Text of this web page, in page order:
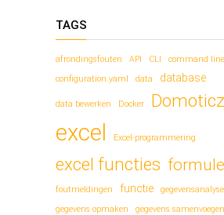
TAGS
afrondingsfouten API CLI
command line
configuration.yaml
data database
data bewerken Docker Domoticz
excel Excel-programmering
excel functies
foutmeldingen functie
gegevensanalyse
gegevens opmaken
gegevens samenvoegen